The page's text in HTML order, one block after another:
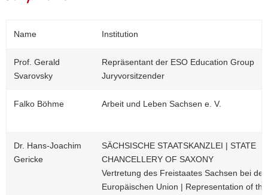
Name Institution
Prof. Gerald
Svarovsky
Repräsentant der ESO Education Group
Juryvorsitzender
Falko Böhme Arbeit und Leben Sachsen e. V.
Dr. Hans-Joachim
Gericke
SÄCHSISCHE STAATSKANZLEI | STATE
CHANCELLERY OF SAXONY
Vertretung des Freistaates Sachsen bei der
Europäischen Union | Representation of the